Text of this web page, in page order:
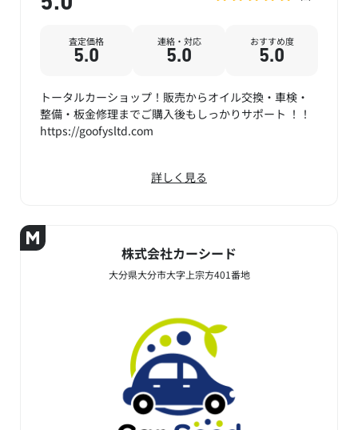
査定価格
5.0
連絡・対応
5.0
おすすめ度
5.0
トータルカーショップ！販売からオイル交換・車検・
整備・板金修理までご購入後もしっかりサポート‪ ︎︎︎︎︎！！
https://goofysltd.com
詳しく見る
株式会社カーシード
大分県大分市大字上宗方401番地